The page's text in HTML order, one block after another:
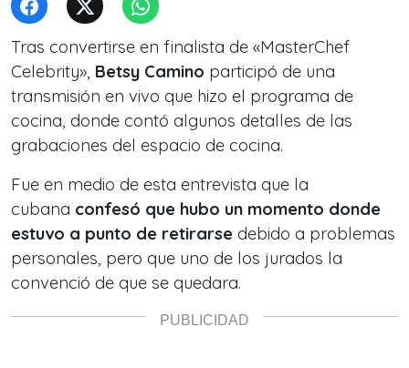
Tras convertirse en finalista de «MasterChef
Celebrity», Betsy Camino participó de una
transmisión en vivo que hizo el programa de
cocina, donde contó algunos detalles de las
grabaciones del espacio de cocina.
Fue en medio de esta entrevista que la
cubana confesó que hubo un momento donde
estuvo a punto de retirarse debido a problemas
personales, pero que uno de los jurados la
convenció de que se quedara.